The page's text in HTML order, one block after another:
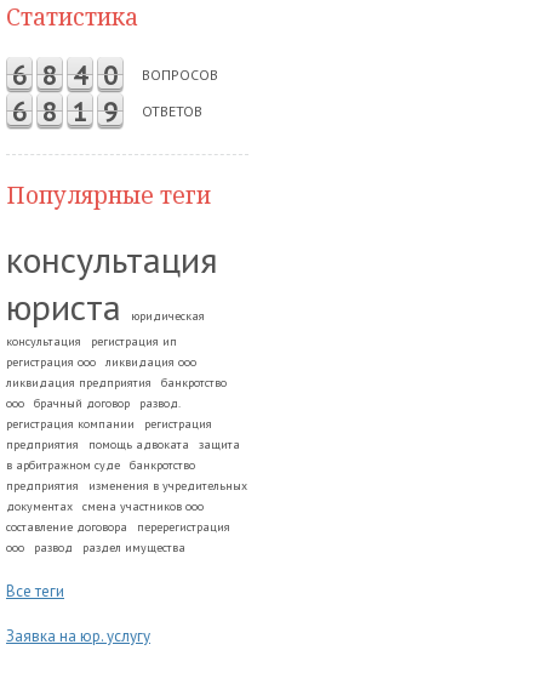
Статистика
6 8 4 0 ВОПРОСОВ
6 8 1 9 ОТВЕТОВ
Популярные теги
консультация
юриста
юридическая
консультация
регистрация ип
регистрация ооо
ликвидация ооо
ликвидация предприятия
банкротство
ооо
брачный договор
развод.
регистрация компании
регистрация
предприятия
помощь адвоката
защита
в арбитражном суде
банкротство
предприятия
изменения в учредительных
документах
смена участников ооо
составление договора
перерегистрация
ооо
развод раздел имущества
Все теги
Заявка на юр. услугу